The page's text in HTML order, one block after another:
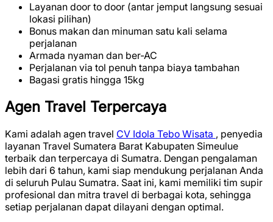
Layanan door to door (antar jemput langsung sesuai
lokasi pilihan)
Bonus makan dan minuman satu kali selama
perjalanan
Armada nyaman dan ber-AC
Perjalanan via tol penuh tanpa biaya tambahan
Bagasi gratis hingga 15kg
Agen Travel Terpercaya
Kami adalah agen travel CV Idola Tebo Wisata , penyedia
layanan Travel Sumatera Barat Kabupaten Simeulue
terbaik dan terpercaya di Sumatra. Dengan pengalaman
lebih dari 6 tahun, kami siap mendukung perjalanan Anda
di seluruh Pulau Sumatra. Saat ini, kami memiliki tim supir
profesional dan mitra travel di berbagai kota, sehingga
setiap perjalanan dapat dilayani dengan optimal.